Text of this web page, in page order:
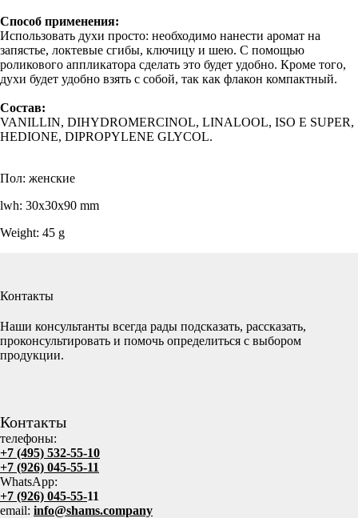
Способ применения:
Использовать духи просто: необходимо нанести аромат на
запястье, локтевые сгибы, ключицу и шею. С помощью
роликового аппликатора сделать это будет удобно. Кроме того,
духи будет удобно взять с собой, так как флакон компактный.
Состав:
VANILLIN, DIHYDROMERCINOL, LINALOOL, ISO E SUPER,
HEDIONE, DIPROPYLENE GLYCOL.
Пол: женские
lwh: 30x30x90 mm
Weight: 45 g
Контакты
Наши консультанты всегда рады подсказать, рассказать,
проконсультировать и помочь определиться с выбором
продукции.
Контакты
телефоны:
+7 (495) 532-55-10
+7 (926) 045-55-11
WhatsApp:
+7 (926) 045-55-11
email: info@shams.company